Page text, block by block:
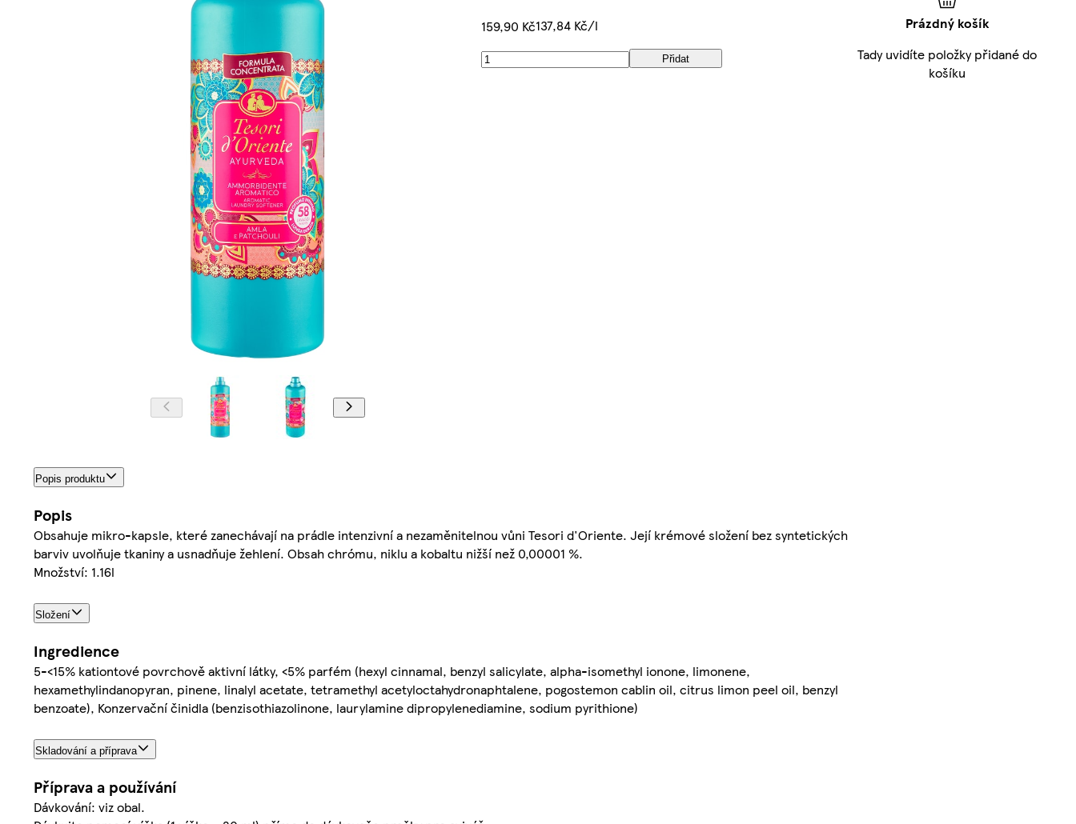
159,90 Kč137,84 Kč/l
Přidat
Popis produktu
Popis
Obsahuje mikro-kapsle, které zanechávají na prádle intenzivní a nezaměnitelnou vůni Tesori d'Oriente. Její krémové složení bez syntetických
barviv uvolňuje tkaniny a usnadňuje žehlení. Obsah chrómu, niklu a kobaltu nižší než 0,00001 %.
Množství: 1.16l
Složení
Ingredience
5-<15% kationtové povrchově aktivní látky, <5% parfém (hexyl cinnamal, benzyl salicylate, alpha-isomethyl ionone, limonene,
hexamethylindanopyran, pinene, linalyl acetate, tetramethyl acetyloctahydronaphtalene, pogostemon cablin oil, citrus limon peel oil, benzyl
benzoate), Konzervační činidla (benzisothiazolinone, laurylamine dipropylenediamine, sodium pyrithione)
Skladování a příprava
Příprava a používání
Dávkování: viz obal.
Prázdný košík
Tady uvidíte položky přidané do
košíku